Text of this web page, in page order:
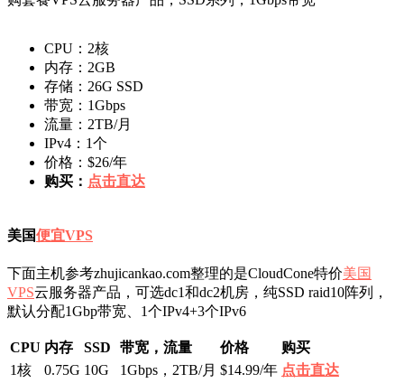
CPU：2核
内存：2GB
存储：26G SSD
带宽：1Gbps
流量：2TB/月
IPv4：1个
价格：$26/年
购买： 点击直达
美国便宜VPS
下面主机参考zhujicankao.com整理的是CloudCone特价美国
VPS云服务器产品，可选dc1和dc2机房，纯SSD raid10阵列，
默认分配1Gbp带宽、1个IPv4+3个IPv6
CPU 内存 SSD 带宽，流量 价格
购买
1核
0.75G 10G 1Gbps，2TB/月 $14.99/年 点击直达